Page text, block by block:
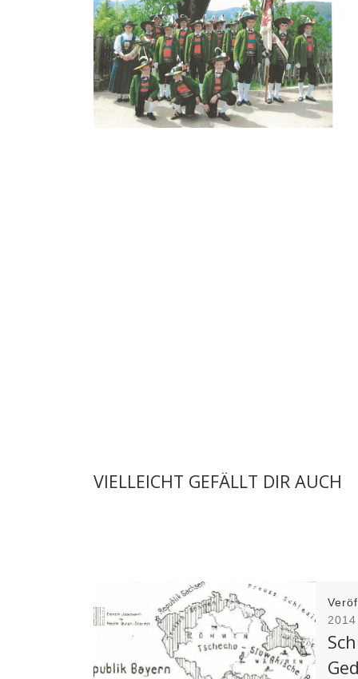
VIELLEICHT GEFÄLLT DIR AUCH
2014